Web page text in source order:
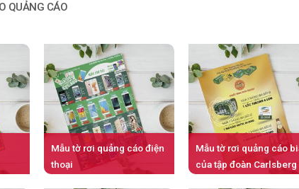
QUẢNG CÁO
Mẫu tờ rơi quảng cáo điện
thoại
Mẫu tờ rơi quảng cáo
của tập đoàn Carlsberg